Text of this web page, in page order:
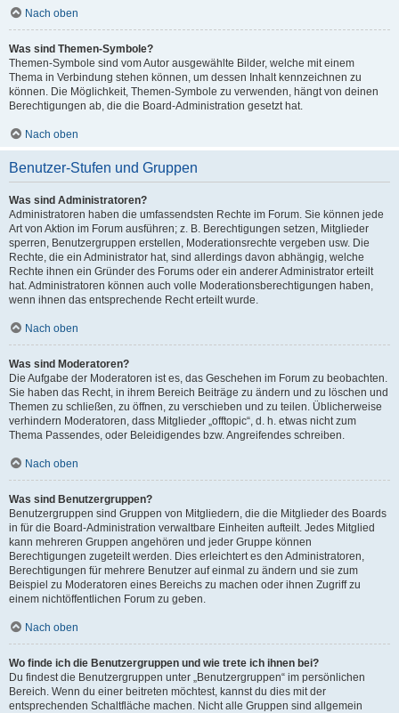
Nach oben
Was sind Themen-Symbole?
Themen-Symbole sind vom Autor ausgewählte Bilder, welche mit einem
Thema in Verbindung stehen können, um dessen Inhalt kennzeichnen zu
können. Die Möglichkeit, Themen-Symbole zu verwenden, hängt von deinen
Berechtigungen ab, die die Board-Administration gesetzt hat.
Nach oben
Benutzer-Stufen und Gruppen
Was sind Administratoren?
Administratoren haben die umfassendsten Rechte im Forum. Sie können jede
Art von Aktion im Forum ausführen; z. B. Berechtigungen setzen, Mitglieder
sperren, Benutzergruppen erstellen, Moderationsrechte vergeben usw. Die
Rechte, die ein Administrator hat, sind allerdings davon abhängig, welche
Rechte ihnen ein Gründer des Forums oder ein anderer Administrator erteilt
hat. Administratoren können auch volle Moderationsberechtigungen haben,
wenn ihnen das entsprechende Recht erteilt wurde.
Nach oben
Was sind Moderatoren?
Die Aufgabe der Moderatoren ist es, das Geschehen im Forum zu beobachten.
Sie haben das Recht, in ihrem Bereich Beiträge zu ändern und zu löschen und
Themen zu schließen, zu öffnen, zu verschieben und zu teilen. Üblicherweise
verhindern Moderatoren, dass Mitglieder „offtopic“, d. h. etwas nicht zum
Thema Passendes, oder Beleidigendes bzw. Angreifendes schreiben.
Nach oben
Was sind Benutzergruppen?
Benutzergruppen sind Gruppen von Mitgliedern, die die Mitglieder des Boards
in für die Board-Administration verwaltbare Einheiten aufteilt. Jedes Mitglied
kann mehreren Gruppen angehören und jeder Gruppe können
Berechtigungen zugeteilt werden. Dies erleichtert es den Administratoren,
Berechtigungen für mehrere Benutzer auf einmal zu ändern und sie zum
Beispiel zu Moderatoren eines Bereichs zu machen oder ihnen Zugriff zu
einem nichtöffentlichen Forum zu geben.
Nach oben
Wo finde ich die Benutzergruppen und wie trete ich ihnen bei?
Du findest die Benutzergruppen unter „Benutzergruppen“ im persönlichen
Bereich. Wenn du einer beitreten möchtest, kannst du dies mit der
entsprechenden Schaltfläche machen. Nicht alle Gruppen sind allgemein